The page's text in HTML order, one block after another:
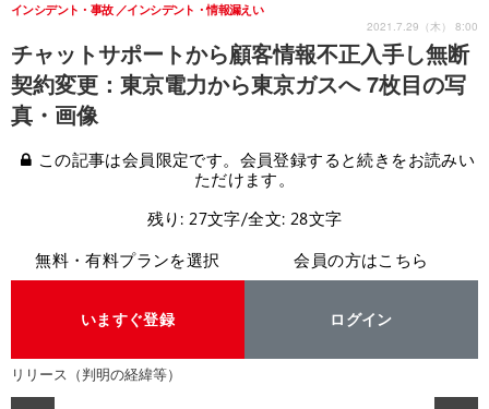
チャットサポートから顧客情報不正入手し無断
契約変更：東京電力から東京ガスへ 7枚目の写
真・画像
インシデント・事故 インシデント・情報漏えい
2021.7.29（木） 8:00
この記事は会員限定です。会員登録すると続きをお読みい
ただけます。
残り: 27文字/全文: 28文字
無料・有料プランを選択
いますぐ登録
会員の方はこちら
ログイン
リリース（判明の経緯等）